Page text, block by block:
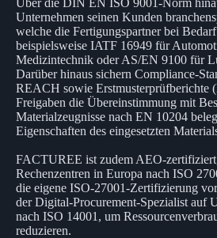
Unternehmen seinen Kunden
welche die Fertigungspartner bei
beispielsweise IATF 16949 für
Medizintechnik oder AS/EN 9100 für
Darüber hinaus sichern Compliance-
REACH sowie Erstmusterprüfberichte
Freigaben die Übereinstimmung mit
Materialzeugnisse nach EN 10204
Eigenschaften des eingesetzten
FACTUREE ist zudem AEO-
Rechenzentren in Europa nach ISO
die eigene ISO-27001-Zertifizierung
der Digital-Procurement-Spezialist auf
nach ISO 14001, um
reduzieren.